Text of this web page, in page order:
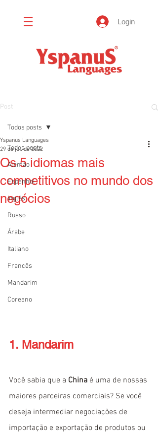
Login
Post
Todos posts
Alemão
Espanhol
Inglês
Russo
Árabe
Italiano
Francês
Mandarim
Coreano
Todos posts
Os 5 idiomas mais
competitivos no mundo dos
negócios
Yspanus Languages
29 de jul. de 2022
1. Mandarim
Você sabia que a China é uma de nossas
maiores parceiras comerciais? Se você
deseja intermediar negociações de
importação e exportação de produtos ou